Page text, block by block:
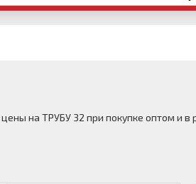
на ТРУБУ 32 при покупке оптом и в